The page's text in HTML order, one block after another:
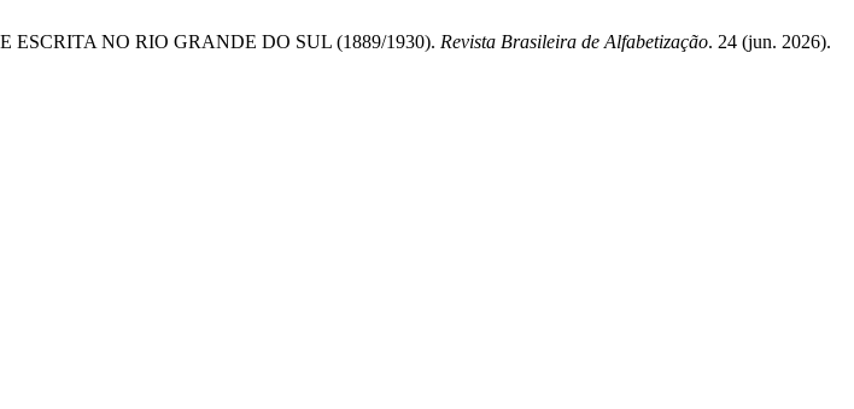
ESCRITA NO RIO GRANDE DO SUL (1889/1930). Revista Brasileira de Alfabetização. 24 (jun. 2026).